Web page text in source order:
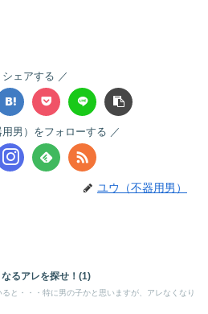
シェアする
男）をフォローする
ユウ（不器用男）
るアレを探せ！(1)
と・・・特に男の子かと思いますが、アレなくなり